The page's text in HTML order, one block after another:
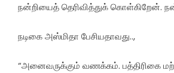
நன்றியைத் தெரிவித்துக் கொள்கிறேன்.
நடிகை அஸ்மிதா பேசியதாவது..,
“அனைவருக்கும் வணக்கம். பத்திரிகை